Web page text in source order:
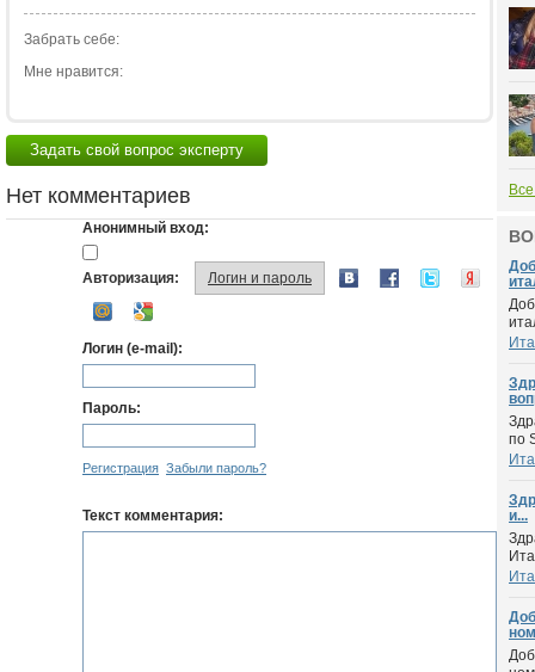
Забрать себе:
Мне нравится:
Задать свой вопрос эксперту
Нет комментариев
Анонимный вход:
Авторизация: Логин и пароль
Логин (e-mail):
Пароль:
Регистрация Забыли пароль?
Текст комментария:
по
и...